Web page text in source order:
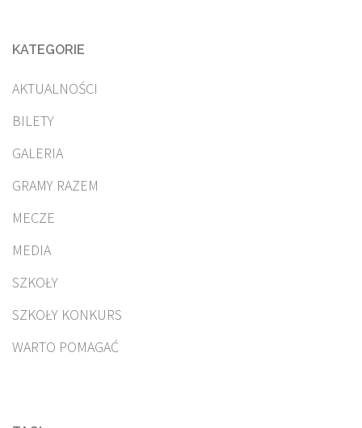
KATEGORIE
AKTUALNOŚCI
BILETY
GALERIA
GRAMY RAZEM
MECZE
MEDIA
SZKOŁY
SZKOŁY KONKURS
WARTO POMAGAĆ